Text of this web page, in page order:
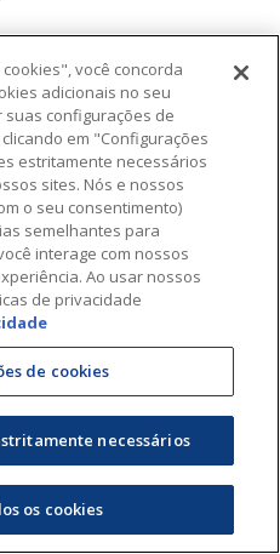
você concorda
adicionais no seu
configurações de
em "Configurações
estritamente necessários
sites. Nós e nossos
o seu consentimento)
semelhantes para
interage com nossos
Ao usar nossos
de privacidade
de cookies
necessários
os cookies